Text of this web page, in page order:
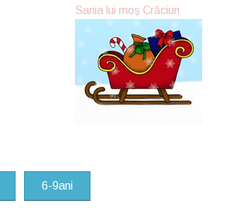
Sania lui moș Crăciun
6-9ani